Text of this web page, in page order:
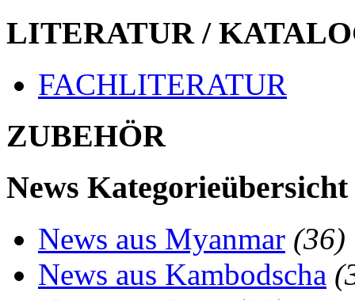
LITERATUR /
FACHLITERATUR
ZUBEHÖR
News Kategorieübersicht
News aus Myanmar (36)
News aus Kambodscha